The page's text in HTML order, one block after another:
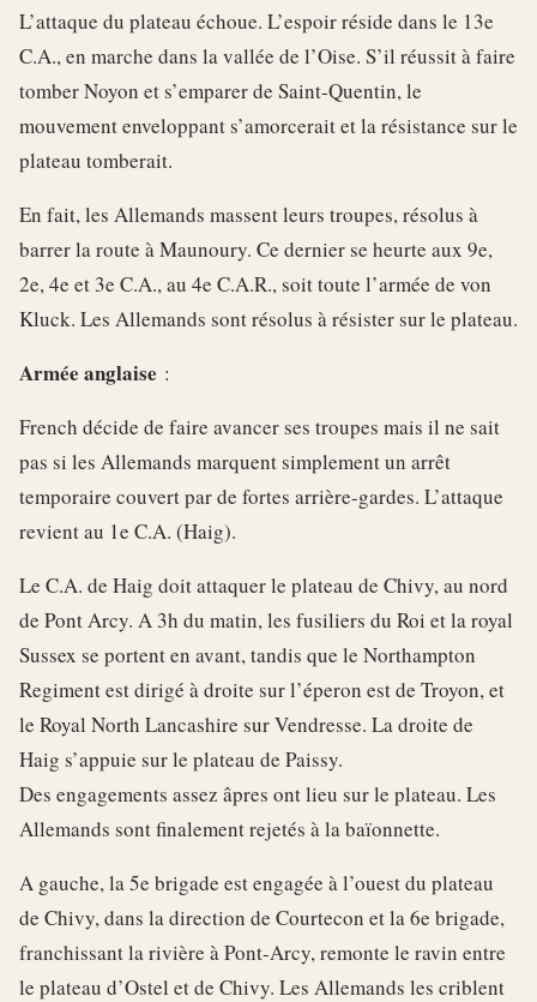
L’attaque du plateau échoue. L’espoir réside dans le 13e
C.A., en marche dans la vallée de l’Oise. S’il réussit à faire
tomber Noyon et s’emparer de Saint-Quentin, le
mouvement enveloppant s’amorcerait et la résistance sur le
plateau tomberait.
En fait, les Allemands massent leurs troupes, résolus à
barrer la route à Maunoury. Ce dernier se heurte aux 9e,
2e, 4e et 3e C.A., au 4e C.A.R., soit toute l’armée de von
Kluck. Les Allemands sont résolus à résister sur le plateau.
Armée anglaise :
French décide de faire avancer ses troupes mais il ne sait
pas si les Allemands marquent simplement un arrêt
temporaire couvert par de fortes arrière-gardes. L’attaque
revient au 1e C.A. (Haig).
Le C.A. de Haig doit attaquer le plateau de Chivy, au nord
de Pont Arcy. A 3h du matin, les fusiliers du Roi et la royal
Sussex se portent en avant, tandis que le Northampton
Regiment est dirigé à droite sur l’éperon est de Troyon, et
le Royal North Lancashire sur Vendresse. La droite de
Haig s’appuie sur le plateau de Paissy.
Des engagements assez âpres ont lieu sur le plateau. Les
Allemands sont finalement rejetés à la baïonnette.
A gauche, la 5e brigade est engagée à l’ouest du plateau
de Chivy, dans la direction de Courtecon et la 6e brigade,
franchissant la rivière à Pont-Arcy, remonte le ravin entre
le plateau d’Ostel et de Chivy. Les Allemands les criblent